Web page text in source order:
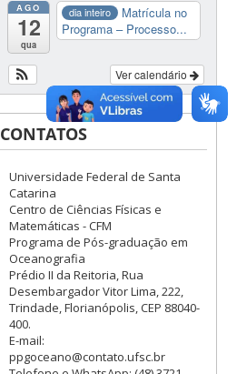
AGO
12
qua
dia inteiro
Matrícula no
Programa – Processo...
Ver calendário
CONTATOS
Universidade Federal de Santa
Catarina
Centro de Ciências Físicas e
Matemáticas - CFM
Programa de Pós-graduação em
Oceanografia
Prédio II da Reitoria, Rua
Desembargador Vitor Lima, 222,
Trindade, Florianópolis, CEP 88040-
400.
E-mail:
ppgoceano@contato.ufsc.br